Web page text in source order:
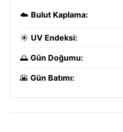
☁️ Bulut Kaplama:
☀️ UV Endeksi:
🌅 Gün Doğumu:
🌇 Gün Batımı: